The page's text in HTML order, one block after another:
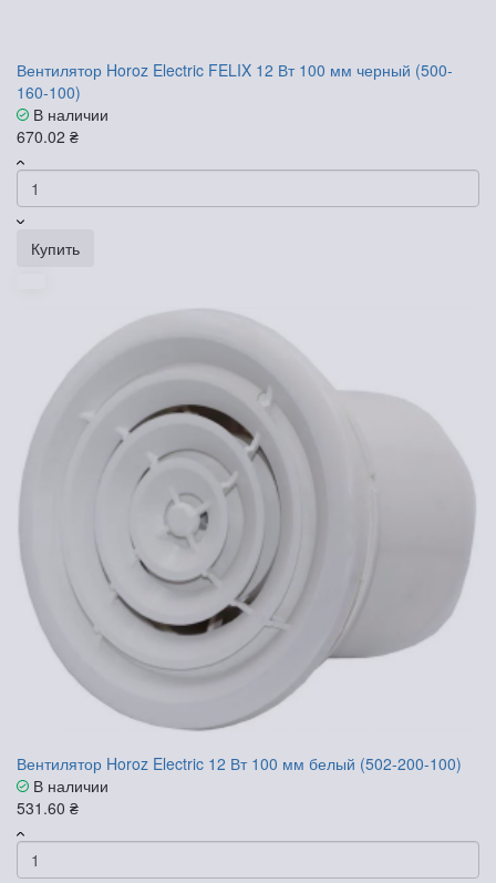
Вентилятор Horoz Electric FELIX 12 Вт 100 мм черный (500-
160-100)
В наличии
670.02 ₴
Купить
Вентилятор Horoz Electric 12 Вт 100 мм белый (502-200-100)
В наличии
531.60 ₴